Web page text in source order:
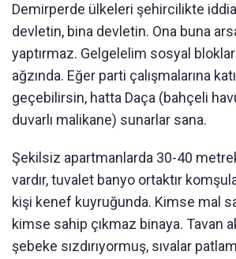
Demirperde ülkeleri şehircilikte
devletin, bina devletin. Ona buna
yaptırmaz. Gelgelelim sosyal bloklar
ağzında. Eğer parti çalışmalarına
geçebilirsin, hatta Daça (bahçeli
duvarlı malikane) sunarlar sana.
Şekilsiz apartmanlarda 30-40
vardır, tuvalet banyo ortaktır
kişi kenef kuyruğunda. Kimse mal
kimse sahip çıkmaz binaya. Tavan
şebeke sızdırıyormuş, sıvalar